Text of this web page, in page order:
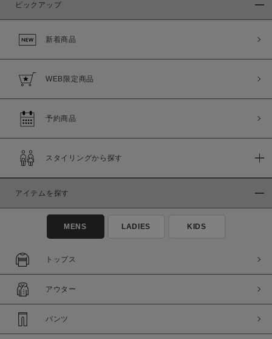
ピックアップ
新着商品
WEB限定商品
予約商品
スタイリングから探す
アイテムを探す
MENS LADIES KIDS
トップス
アウター
パンツ